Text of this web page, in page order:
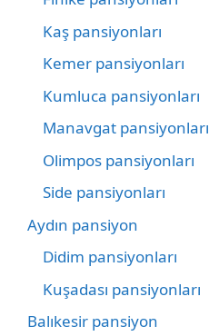
Kaş pansiyonları
Kemer pansiyonları
Kumluca pansiyonları
Manavgat pansiyonları
Olimpos pansiyonları
Side pansiyonları
Aydın pansiyon
Didim pansiyonları
Kuşadası pansiyonları
Balıkesir pansiyon